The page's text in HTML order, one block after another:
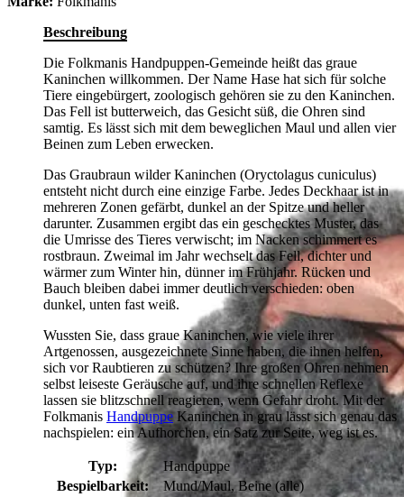
Beschreibung
Die Folkmanis Handpuppen-Gemeinde heißt das graue
Kaninchen willkommen. Der Name Hase hat sich für solche
Tiere eingebürgert, zoologisch gehören sie zu den Kaninchen.
Das Fell ist butterweich, das Gesicht süß, die Ohren sind
samtig. Es lässt sich mit dem beweglichen Maul und allen vier
Beinen zum Leben erwecken.
Das Graubraun wilder Kaninchen (Oryctolagus cuniculus)
entsteht nicht durch eine einzige Farbe. Jedes Deckhaar ist in
mehreren Zonen gefärbt, dunkel an der Spitze und heller
darunter. Zusammen ergibt das ein geschecktes Muster, das
die Umrisse des Tieres verwischt; im Nacken schimmert es
rostbraun. Zweimal im Jahr wechselt das Fell, dichter und
wärmer zum Winter hin, dünner im Frühjahr. Rücken und
Bauch bleiben dabei immer deutlich verschieden: oben
dunkel, unten fast weiß.
Wussten Sie, dass graue Kaninchen, wie viele ihrer
Artgenossen, ausgezeichnete Sinne haben, die ihnen helfen,
sich vor Raubtieren zu schützen? Ihre großen Ohren nehmen
selbst leiseste Geräusche auf, und ihre schnellen Reflexe
lassen sie blitzschnell reagieren, wenn Gefahr droht. Mit der
Folkmanis Handpuppe Kaninchen in grau lässt sich genau das
nachspielen: ein Aufhorchen, ein Satz zur Seite, weg ist es.
Typ:
Handpuppe
Bespielbarkeit:
Mund/Maul, Beine (alle)